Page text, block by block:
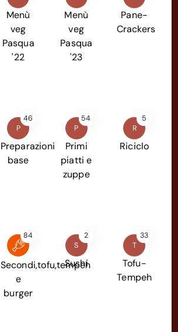
Menù
veg
Pasqua
'22
Menù
veg
Pasqua
'23
Pane-
Crackers
P
46
Preparazioni
base
P
54
Primi
piatti e
zuppe
R
5
Riciclo
84
Secondi,tofu,tempeh
e
burger
S
2
Sushi
T
33
Tofu-
Tempeh